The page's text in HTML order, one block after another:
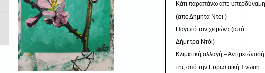
Κάτι παραπάνω από υπερδύναμη
(από Δήμητα Ντόι )
Παγωτό τον χειμώνα (από
Δήμητρα Ντόι)
Κλιματική αλλαγή – Αντιμετώπισή
της από την Ευρωπαϊκή Ένωση